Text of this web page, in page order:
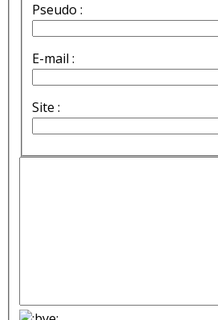
Pseudo :
E-mail :
Site :